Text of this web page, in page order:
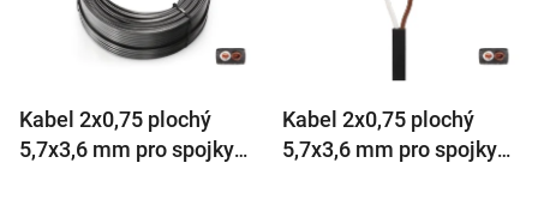
o
d
Kabel 2x0,75 plochý
5,7x3,6 mm pro spojky
Kabel 2x0,75 plochý
5,7x3,6 mm pro spojky